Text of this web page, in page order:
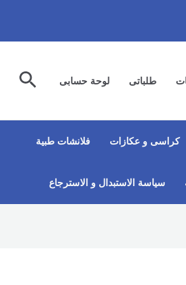
طلباتى لوحة حسابى البحث
كراسى و عكازات فلانشات طبية
سياسة الاستبدال و الاسترجاع